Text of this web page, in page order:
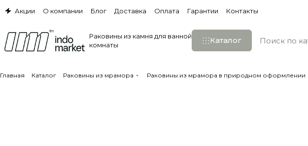
Акции О компании Блог Доставка Оплата Гарантии Контакты
Раковины из камня для ванной
комнаты
Каталог
Главная Каталог Раковины из мрамора Раковины из мрамора в природном оформлении